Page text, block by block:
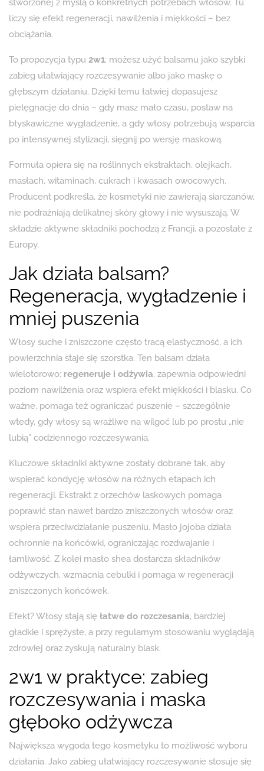
liczy się efekt regeneracji, nawilżenia i miękkości – bez
obciążania.
To propozycja typu 2w1: możesz użyć balsamu jako szybki
zabieg ułatwiający rozczesywanie albo jako maskę o
głębszym działaniu. Dzięki temu łatwiej dopasujesz
pielęgnację do dnia – gdy masz mało czasu, postaw na
błyskawiczne wygładzenie, a gdy włosy potrzebują wsparcia
po intensywnej stylizacji, sięgnij po wersję maskową.
Formuła opiera się na roślinnych ekstraktach, olejkach,
masłach, witaminach, cukrach i kwasach owocowych.
Producent podkreśla, że kosmetyki nie zawierają siarczanów,
nie podrażniają delikatnej skóry głowy i nie wysuszają. W
składzie aktywne składniki pochodzą z Francji, a pozostałe z
Europy.
Jak działa balsam?
Regeneracja, wygładzenie i
mniej puszenia
Włosy suche i zniszczone często tracą elastyczność, a ich
powierzchnia staje się szorstka. Ten balsam działa
wielotorowo: regeneruje i odżywia, zapewnia odpowiedni
poziom nawilżenia oraz wspiera efekt miękkości i blasku. Co
ważne, pomaga też ograniczać puszenie – szczególnie
wtedy, gdy włosy są wrażliwe na wilgoć lub po prostu „nie
lubią” codziennego rozczesywania.
Kluczowe składniki aktywne zostały dobrane tak, aby
wspierać kondycję włosów na różnych etapach ich
regeneracji. Ekstrakt z orzechów laskowych pomaga
poprawić stan nawet bardzo zniszczonych włosów oraz
wspiera przeciwdziałanie puszeniu. Masło jojoba działa
ochronnie na końcówki, ograniczając rozdwajanie i
łamliwość. Z kolei masło shea dostarcza składników
odżywczych, wzmacnia cebulki i pomaga w regeneracji
zniszczonych końcówek.
Efekt? Włosy stają się łatwe do rozczesania, bardziej
gładkie i sprężyste, a przy regularnym stosowaniu wyglądają
zdrowiej oraz zyskują naturalny blask.
2w1 w praktyce: zabieg
rozczesywania i maska
głęboko odżywcza
Największa wygoda tego kosmetyku to możliwość wyboru
działania. Jako zabieg ułatwiający rozczesywanie stosuje się